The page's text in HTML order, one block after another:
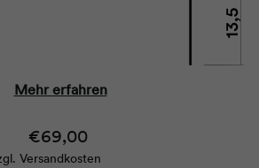
Mehr erfahren
Normaler
Preis
€69,00
Versandkosten